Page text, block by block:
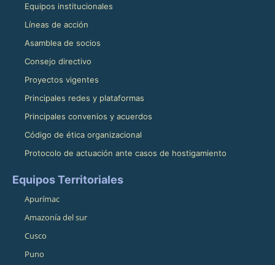
Equipos institucionales
Líneas de acción
Asamblea de socios
Consejo directivo
Proyectos vigentes
Principales redes y plataformas
Principales convenios y acuerdos
Código de ética organizacional
Protocolo de actuación ante casos de hostigamiento
Equipos Territoriales
Apurímac
Amazonía del sur
Cusco
Puno